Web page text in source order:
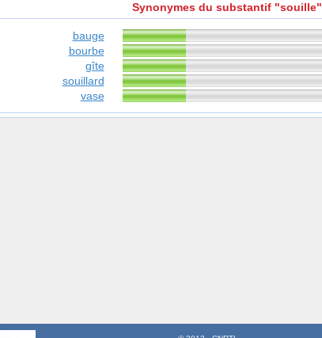
Synonymes du substantif "souille"
bauge
bourbe
gîte
souillard
vase